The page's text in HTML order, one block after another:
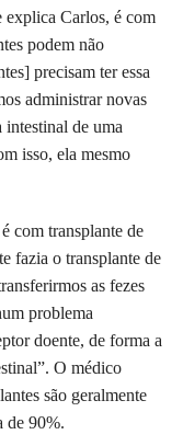
explica Carlos, é com
podem não
precisam ter essa
administrar novas
intestinal de uma
isso, ela mesmo
com transplante de
fazia o transplante de
as fezes
problema
doente, de forma a
O médico
são geralmente
de 90%.